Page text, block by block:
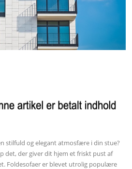
stilfuld og elegant atmosfære i din stue?
det, der giver dit hjem et friskt pust af
Foldesofaer er blevet utrolig populære